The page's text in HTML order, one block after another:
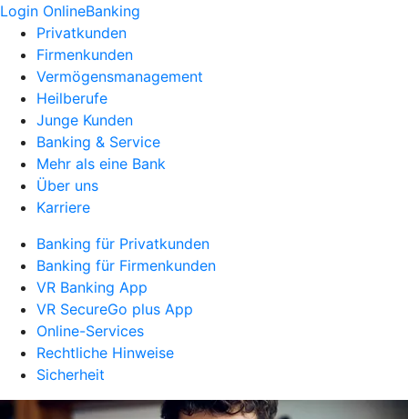
Login OnlineBanking
Privatkunden
Firmenkunden
Vermögensmanagement
Heilberufe
Junge Kunden
Banking & Service
Mehr als eine Bank
Über uns
Karriere
Banking für Privatkunden
Banking für Firmenkunden
VR Banking App
VR SecureGo plus App
Online-Services
Rechtliche Hinweise
Sicherheit